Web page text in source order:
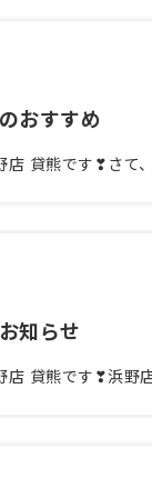
おすすめ
知らせ